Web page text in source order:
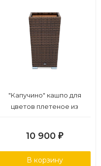
"Капучино" кашпо для
цветов плетеное из
10 900 ₽
В корзину